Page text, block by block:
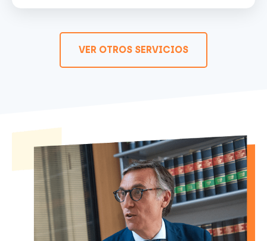
VER OTROS SERVICIOS